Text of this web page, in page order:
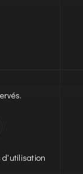
d'utilisation